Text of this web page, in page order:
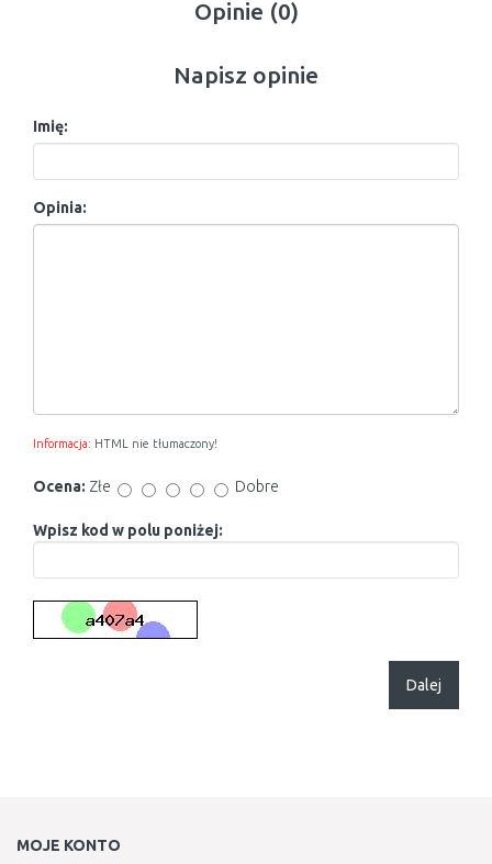
Opinie (0)
Napisz opinie
Imię:
Opinia:
Informacja: HTML nie tłumaczony!
Ocena: Złe Dobre
Wpisz kod w polu poniżej:
Dalej
MOJE KONTO